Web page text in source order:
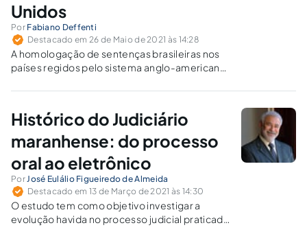
Unidos
Por Fabiano Deffenti
Destacado em 26 de Maio de 2021 às 14:28
A homologação de sentenças brasileiras nos
países regidos pelo sistema anglo-americano
excelente opção para a execução de créditos
Histórico do Judiciário
maranhense: do processo
oral ao eletrônico
PorJosé Eulálio Figueiredo de Almeida
Destacado em 13 de Março de 2021 às 14:30
O estudo tem como objetivo investigar a
evolução havida no processo judicial praticado